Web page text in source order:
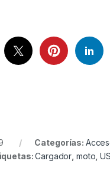
Categorías:
Cargador moto ,